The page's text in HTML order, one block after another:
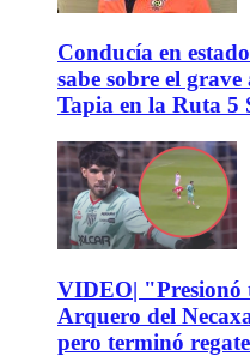
Conducía en
sabe sobre el
Tapia en la Ruta 5
VIDEO| "Presionó
Arquero del
pero terminó